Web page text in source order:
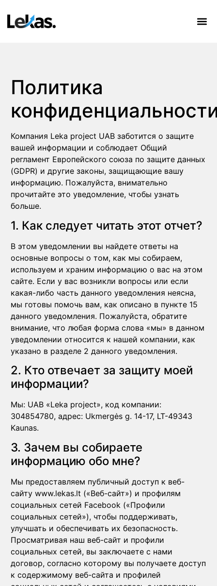
Политика
Компания Leka project UAB заботится о защите
вашей информации и соблюдает Общий
регламент Европейского союза по защите данных
(GDPR) и другие законы, защищающие вашу
информацию. Пожалуйста, внимательно
прочитайте это уведомление, чтобы узнать
больше.
1. Как следует читать этот отчет?
В этом уведомлении вы найдете ответы на
основные вопросы о том, как мы собираем,
используем и храним информацию о вас на этом
сайте. Если у вас возникли вопросы или если
какая-либо часть данного уведомления неясна,
мы готовы помочь вам, как описано в пункте 15
данного уведомления. Пожалуйста, обратите
внимание, что любая форма слова «мы» в данном
уведомлении относится к нашей компании, как
указано в разделе 2 данного уведомления.
2. Кто отвечает за защиту моей
информации?
Мы: UAB «Leka project», код компании:
304854780, адрес: Ukmergės g. 14-17, LT-49343
Kaunas.
3. Зачем вы собираете
информацию обо мне?
Мы предоставляем публичный доступ к веб-
сайту www.lekas.lt («Веб-сайт») и профилям
социальных сетей Facebook («Профили
социальных сетей»), чтобы поддерживать,
улучшать и обеспечивать их безопасность.
Просматривая наш веб-сайт и профили
социальных сетей, вы заключаете с нами
договор, согласно которому вы получаете доступ
к содержимому веб-сайта и профилей